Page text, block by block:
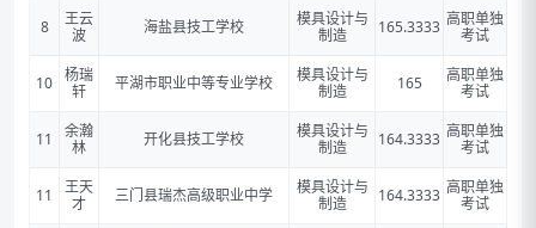
8
王云
波
海盐县技工学校
模具设计与
制造
165.3333 高职单独
考试
10 杨瑞
轩
平湖市职业中等专业学校
模具设计与
制造
165
高职单独
考试
11
余瀚
林
开化县技工学校
模具设计与
制造
164.3333 高职单独
考试
11
王天
才
三门县瑞杰高级职业中学
模具设计与
制造
164.3333 高职单独
考试